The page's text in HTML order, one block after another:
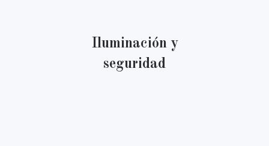
Iluminación y
seguridad